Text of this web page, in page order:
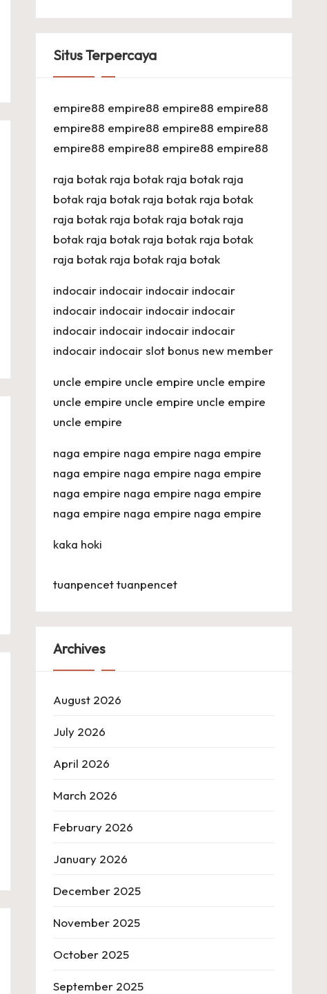
Situs Terpercaya
empire88 empire88 empire88 empire88
empire88 empire88 empire88 empire88
empire88 empire88 empire88 empire88
raja botak raja botak raja botak raja
botak raja botak raja botak raja botak
raja botak raja botak raja botak raja
botak raja botak raja botak raja botak
raja botak raja botak raja botak
indocair indocair indocair indocair
indocair indocair indocair indocair
indocair indocair indocair indocair
indocair indocair slot bonus new member
uncle empire uncle empire uncle empire
uncle empire uncle empire uncle empire
uncle empire
naga empire naga empire naga empire
naga empire naga empire naga empire
naga empire naga empire naga empire
naga empire naga empire naga empire
kaka hoki
tuanpencet tuanpencet
Archives
August 2026
July 2026
April 2026
March 2026
February 2026
January 2026
December 2025
November 2025
October 2025
September 2025